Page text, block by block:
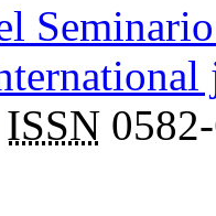
ISSN